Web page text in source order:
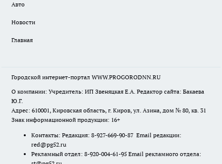
Авто
Новости
Главная
Городской интернет-портал WWW.PROGORODNN.RU
О компании: Учредитель: ИП Звеняцкая Е.А. Редактор сайта: Бакаева
Ю.Г.
Адрес: 610001, Кировская область, г. Киров, ул. Азина, дом № 80, кв. 31
Знак информационной продукции: 16+
Контакты: Редакция: 8-927-669-90-87 Email редакции:
red@pg52.ru
Рекламный отдел: 8-920-004-61-95 Email рекламного отдела: